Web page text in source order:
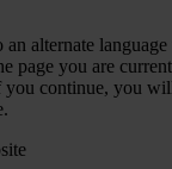
alternate
page you are
you continue, you